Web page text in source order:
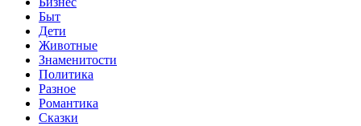
Быт
Дети
Животные
Знаменитости
Политика
Разное
Романтика
Сказки